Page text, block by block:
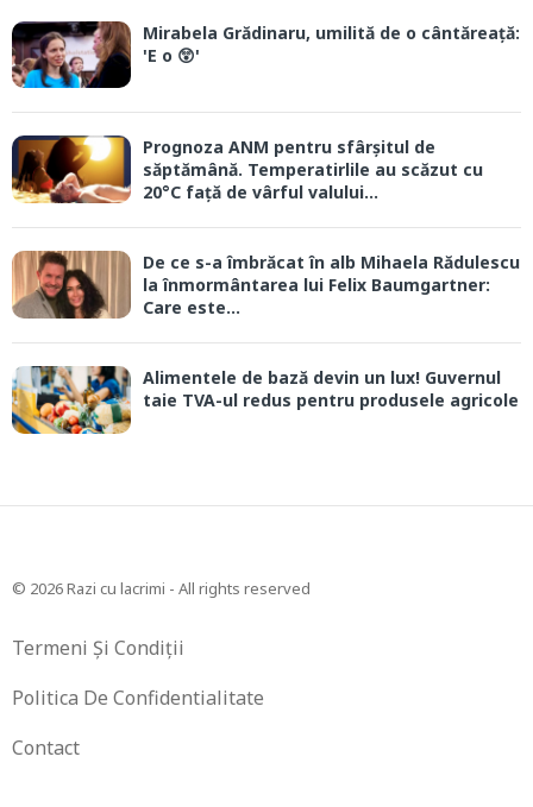
Mirabela Grădinaru, umilită de o cântăreață:
'E o 😲'
Prognoza ANM pentru sfârșitul de
săptămână. Temperatirlile au scăzut cu
20°C față de vârful valului...
De ce s-a îmbrăcat în alb Mihaela Rădulescu
la înmormântarea lui Felix Baumgartner:
Care este...
Alimentele de bază devin un lux! Guvernul
taie TVA-ul redus pentru produsele agricole
© 2026 Razi cu lacrimi - All rights reserved
Termeni Și Condiții
Politica De Confidentialitate
Contact